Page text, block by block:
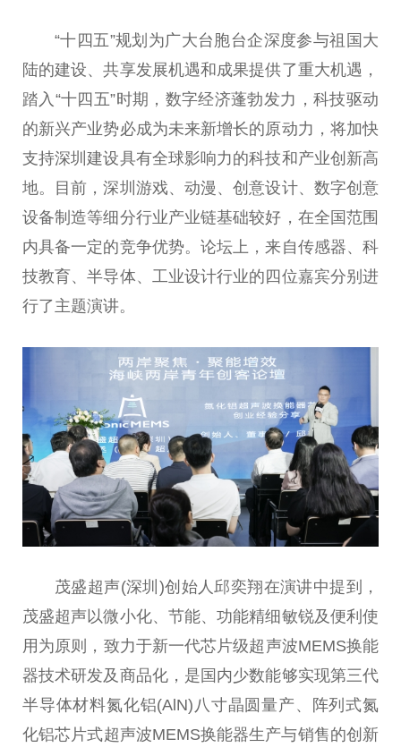
“十四五”规划为广大台胞台企深度参与祖国大
陆的建设、共享发展机遇和成果提供了重大机遇，
踏入“十四五”时期，数字经济蓬勃发力，科技驱动
的新兴产业势必成为未来新增长的原动力，将加快
支持深圳建设具有全球影响力的科技和产业创新高
地。目前，深圳游戏、动漫、创意设计、数字创意
设备制造等细分行业产业链基础较好，在全国范围
内具备一定的竞争优势。论坛上，来自传感器、科
技教育、半导体、工业设计行业的四位嘉宾分别进
行了主题演讲。
茂盛超声(深圳)创始人邱奕翔在演讲中提到，
茂盛超声以微小化、节能、功能精细敏锐及便利使
用为原则，致力于新一代芯片级超声波MEMS换能
器技术研发及商品化，是国内少数能够实现第三代
半导体材料氮化铝(AlN)八寸晶圆量产、阵列式氮
化铝芯片式超声波MEMS换能器生产与销售的创新